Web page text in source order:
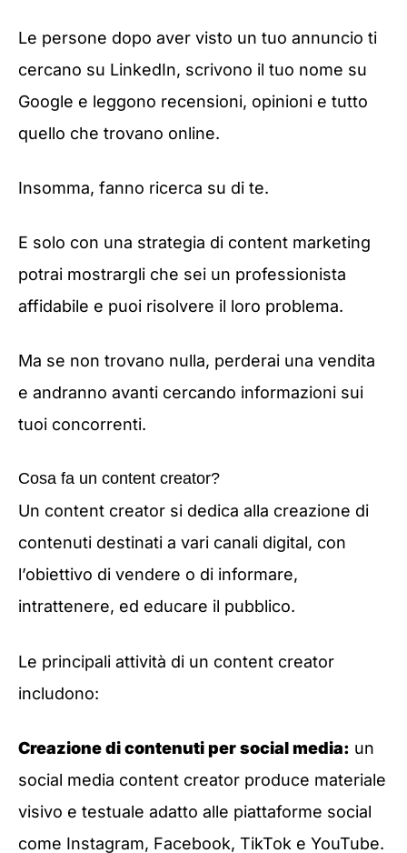
Le persone dopo aver visto un tuo annuncio ti
cercano su LinkedIn, scrivono il tuo nome su
Google e leggono recensioni, opinioni e tutto
quello che trovano online.
Insomma, fanno ricerca su di te.
E solo con una strategia di content marketing
potrai mostrargli che sei un professionista
affidabile e puoi risolvere il loro problema.
Ma se non trovano nulla, perderai una vendita
e andranno avanti cercando informazioni sui
tuoi concorrenti.
Cosa fa un content creator?
Un content creator si dedica alla creazione di
contenuti destinati a vari canali digital, con
l’obiettivo di vendere o di informare,
intrattenere, ed educare il pubblico.
Le principali attività di un content creator
includono:
Creazione di contenuti per social media: un
social media content creator produce materiale
visivo e testuale adatto alle piattaforme social
come Instagram, Facebook, TikTok e YouTube.